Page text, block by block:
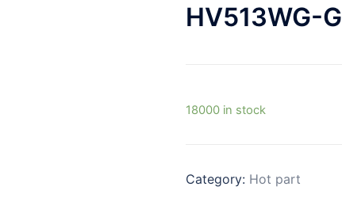
HV513WG-G
18000 in stock
Category: Hot part